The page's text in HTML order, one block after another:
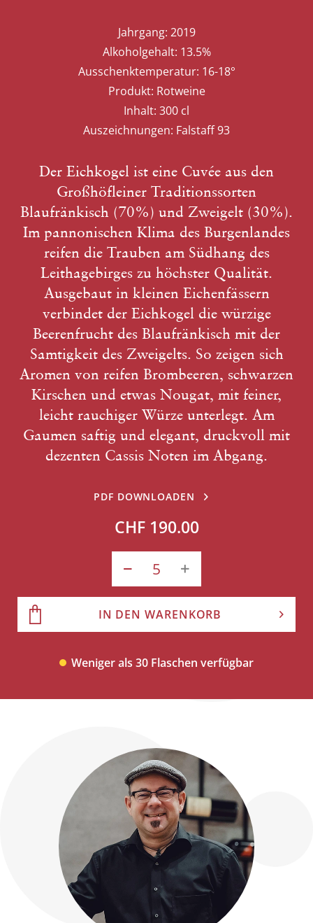
Jahrgang: 2019
Alkoholgehalt: 13.5%
Ausschenktemperatur: 16-18°
Produkt: Rotweine
Inhalt: 300 cl
Auszeichnungen: Falstaff 93
Der Eichkogel ist eine Cuvée aus den
Großhöfleiner Traditionssorten
Blaufränkisch (70%) und Zweigelt (30%).
Im pannonischen Klima des Burgenlandes
reifen die Trauben am Südhang des
Leithagebirges zu höchster Qualität.
Ausgebaut in kleinen Eichenfässern
verbindet der Eichkogel die würzige
Beerenfrucht des Blaufränkisch mit der
Samtigkeit des Zweigelts. So zeigen sich
Aromen von reifen Brombeeren, schwarzen
Kirschen und etwas Nougat, mit feiner,
leicht rauchiger Würze unterlegt. Am
Gaumen saftig und elegant, druckvoll mit
dezenten Cassis Noten im Abgang.
PDF DOWNLOADEN
CHF 190.00
IN DEN WARENKORB
Weniger als 30 Flaschen verfügbar